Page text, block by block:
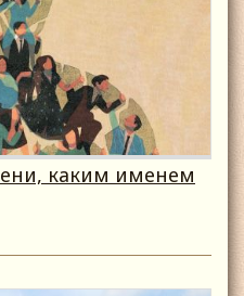
каким именем